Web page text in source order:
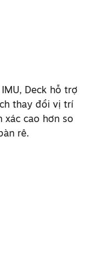
và độ
40Wh
của pin
khi
nút
Deck hỗ trợ
thay đổi vị trí
xác cao hơn so
rê.